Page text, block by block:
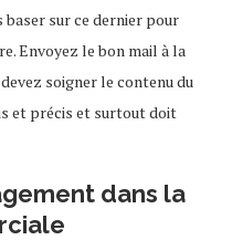
sur ce dernier pour
Envoyez le bon mail à la
soigner le contenu du
et précis et surtout doit
dans la